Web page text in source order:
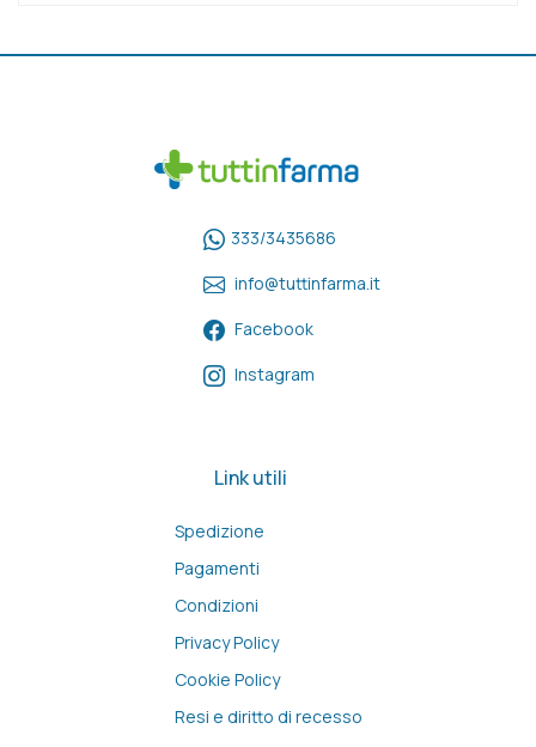
333/3435686
info@tuttinfarma.it
Facebook
Instagram
Link utili
Spedizione
Pagamenti
Condizioni
Privacy Policy
Cookie Policy
Resi e diritto di recesso